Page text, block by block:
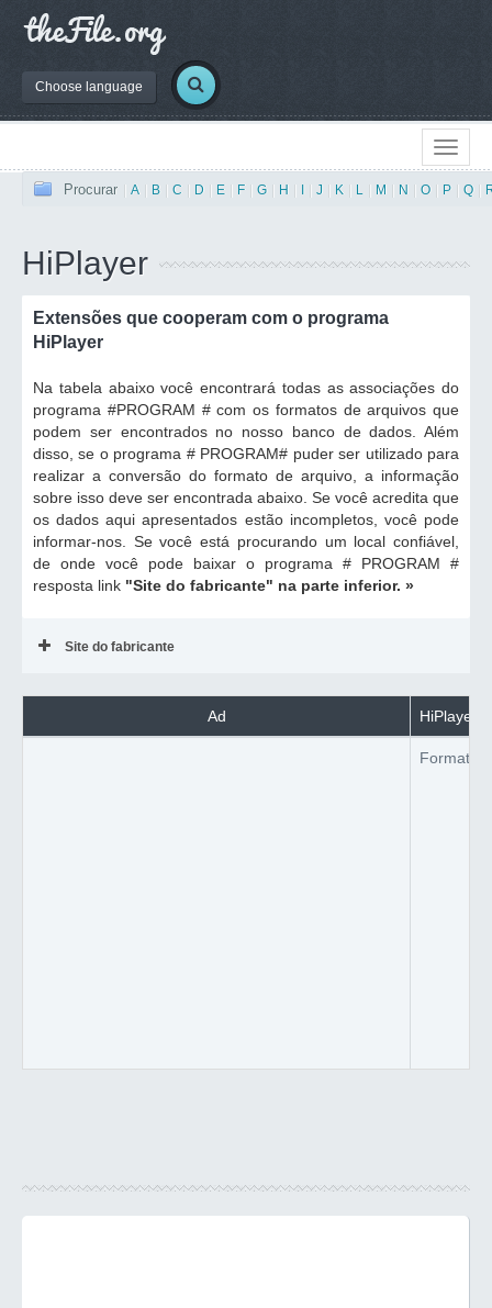
Choose language
Procurar A B C D E F G H J K L M N O P Q
HiPlayer
Extensões que cooperam com o programa
HiPlayer
Na tabela abaixo você encontrará todas as associações do
programa #PROGRAM # com os formatos de arquivos que
podem ser encontrados no nosso banco de dados. Além
disso, se o programa # PROGRAM# puder ser utilizado para
realizar a conversão do formato de arquivo, a informação
sobre isso deve ser encontrada abaixo. Se você acredita que
os dados aqui apresentados estão incompletos, você pode
informar-nos. Se você está procurando um local confiável,
de onde você pode baixar o programa # PROGRAM #
resposta link "Site do fabricante" na parte inferior. »
Site do fabricante
Ad HiPlayer
Formato